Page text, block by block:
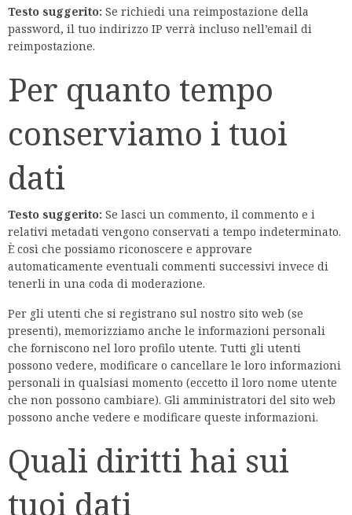
Testo suggerito: Se richiedi una reimpostazione della
password, il tuo indirizzo IP verrà incluso nell’email di
reimpostazione.
Per quanto tempo
conserviamo i tuoi
dati
Testo suggerito: Se lasci un commento, il commento e i
relativi metadati vengono conservati a tempo indeterminato.
È così che possiamo riconoscere e approvare
automaticamente eventuali commenti successivi invece di
tenerli in una coda di moderazione.
Per gli utenti che si registrano sul nostro sito web (se
presenti), memorizziamo anche le informazioni personali
che forniscono nel loro profilo utente. Tutti gli utenti
possono vedere, modificare o cancellare le loro informazioni
personali in qualsiasi momento (eccetto il loro nome utente
che non possono cambiare). Gli amministratori del sito web
possono anche vedere e modificare queste informazioni.
Quali diritti hai sui
tuoi dati